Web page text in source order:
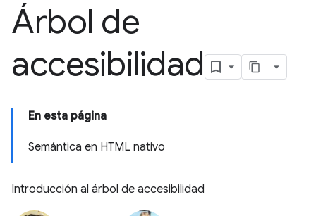
Árbol de
accesibilidad
En esta página
Semántica en HTML nativo
Introducción al árbol de accesibilidad